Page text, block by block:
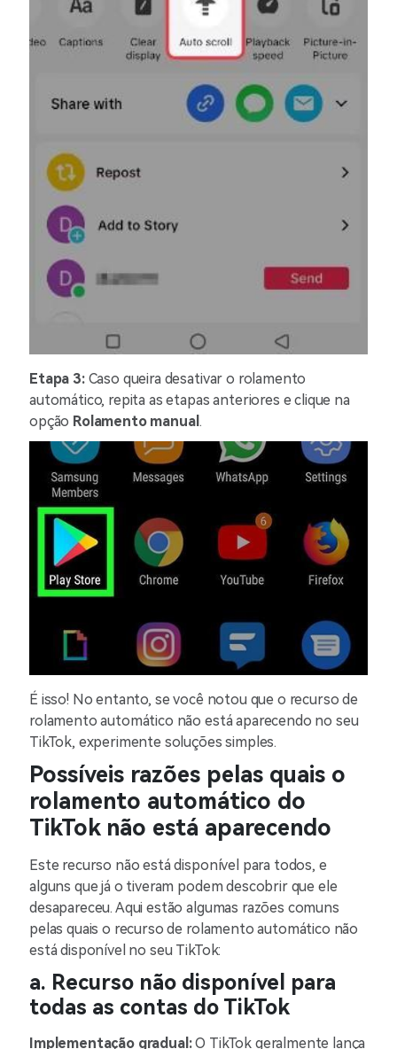
Etapa 3:Caso queira desativar o rolamento
automático, repita as etapas anteriores e clique na
opção Rolamento manual .
É isso! No entanto, se você notou que o recurso de
rolamento automático não está aparecendo no seu
TikTok, experimente soluções simples.
Possíveis razões pelas quais o
rolamento automático do
TikTok não está aparecendo
Este recurso não está disponível para todos, e
alguns que já o tiveram podem descobrir que ele
desapareceu. Aqui estão algumas razões comuns
pelas quais o recurso de rolamento automático não
está disponível no seu TikTok:
a. Recurso não disponível para
todas as contas do TikTok
Implementação gradual:O TikTok geralmente lança